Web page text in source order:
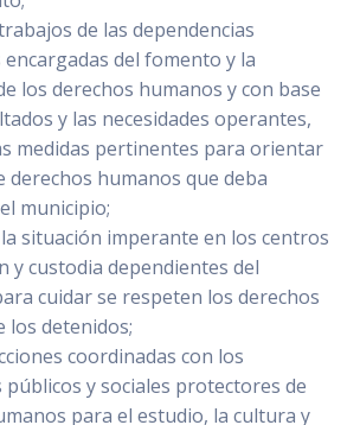
de las dependencias
del fomento y la
los derechos humanos y con base
y las necesidades operantes,
medidas pertinentes para orientar
derechos humanos que deba
municipio;
situación imperante en los centros
y custodia dependientes del
cuidar se respeten los derechos
los detenidos;
coordinadas con los
y sociales protectores de
para el estudio, la cultura y